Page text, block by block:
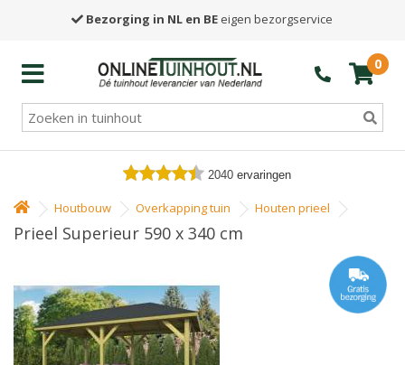
Bezorging in NL en BE eigen bezorgservice
0
2040 ervaringen
Houtbouw Overkapping tuin Houten prieel
Prieel Superieur 590 x 340 cm